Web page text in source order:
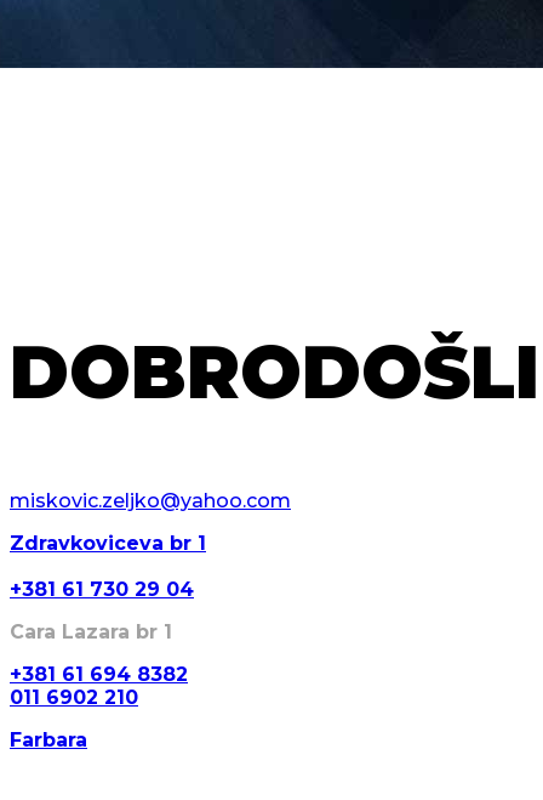
DOBRODOŠLI
miskovic.zeljko@yahoo.com
Zdravkoviceva br 1
+381 61 730 29 04
Cara Lazara br 1
+381 61 694 8382
011 6902 210
Farbara